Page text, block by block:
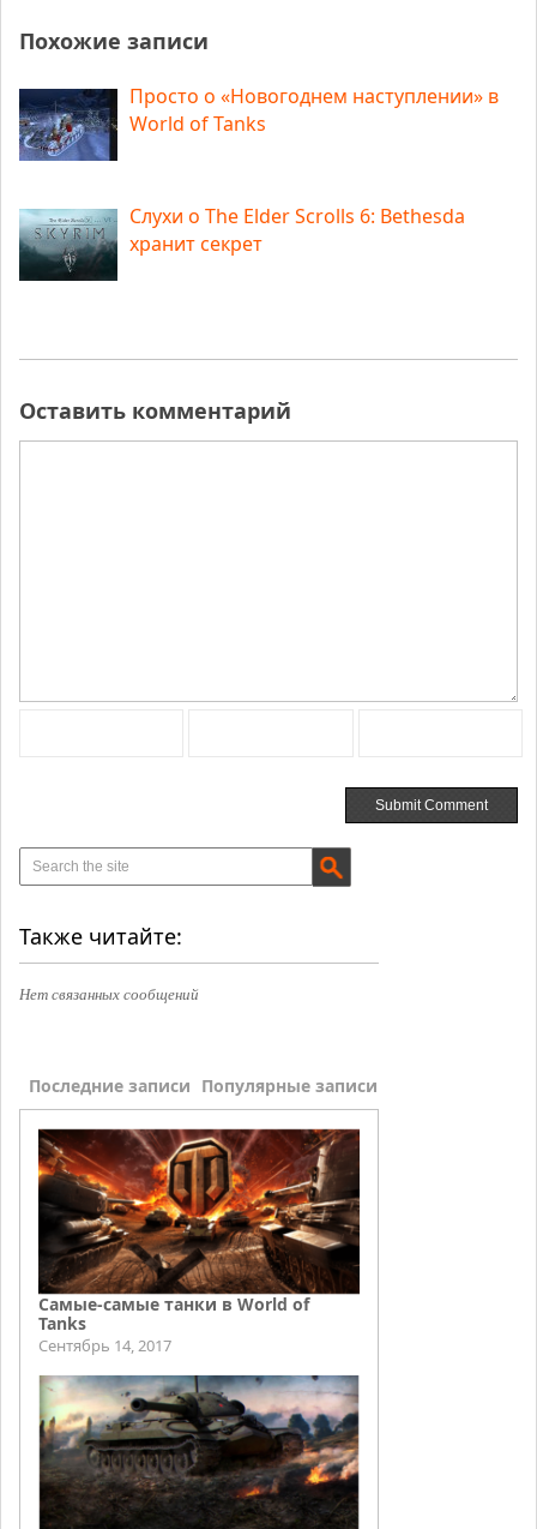
Похожие записи
Просто о «Новогоднем наступлении» в
World of Tanks
Слухи о The Elder Scrolls 6: Bethesda
хранит секрет
Оставить комментарий
Также читайте:
Нет связанных сообщений
Последние записи Популярные записи
Самые-самые танки в World of
Tanks
Сентябрь 14, 2017